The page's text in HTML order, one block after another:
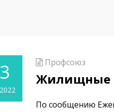
Профсоюз
Жилищные
По сообщению